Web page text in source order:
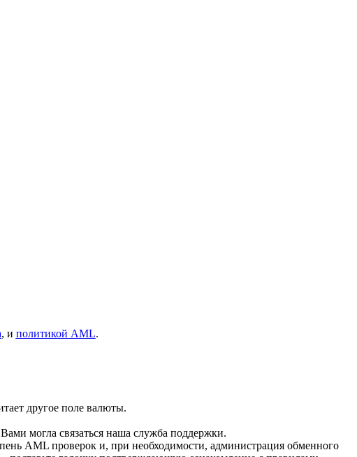
, и политикой AML.
другое поле валюты.
могла связаться наша служба поддержки.
AML проверок и, при необходимости, администрация обменного